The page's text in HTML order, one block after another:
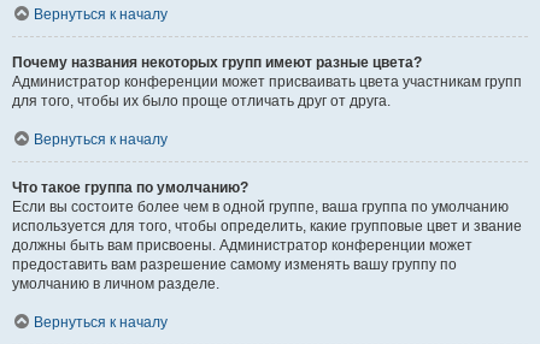
Вернуться к началу
Почему названия некоторых групп имеют разные цвета?
Администратор конференции может присваивать цвета участникам групп
для того, чтобы их было проще отличать друг от друга.
Вернуться к началу
Что такое группа по умолчанию?
Если вы состоите более чем в одной группе, ваша группа по умолчанию
используется для того, чтобы определить, какие групповые цвет и звание
должны быть вам присвоены. Администратор конференции может
предоставить вам разрешение самому изменять вашу группу по
умолчанию в личном разделе.
Вернуться к началу